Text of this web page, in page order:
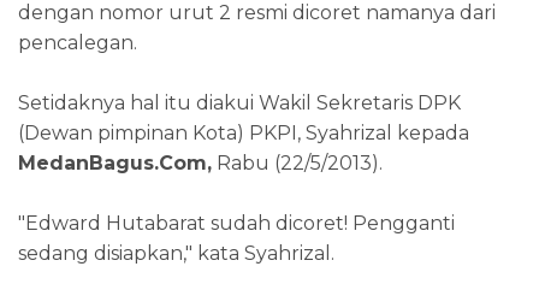
dengan nomor urut 2 resmi dicoret namanya dari
pencalegan.
Setidaknya hal itu diakui Wakil Sekretaris DPK
(Dewan pimpinan Kota) PKPI, Syahrizal kepada
MedanBagus.Com, Rabu (22/5/2013).
"Edward Hutabarat sudah dicoret! Pengganti
sedang disiapkan," kata Syahrizal.